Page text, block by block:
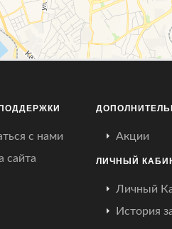
с нами
сайта
Акции
ЛИЧНЫЙ
Личный
История